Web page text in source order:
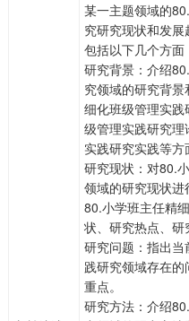
某一主题领域的
究研究现状和发
包括以下几个方面
研究背景：介绍
究领域的研究背
细化班级管理实
级管理实践研究
实践研究实践等方
研究现状：对80.
领域的研究现状
80.小学班主任精
状、研究热点、研
研究问题：指出
践研究领域存在
重点。
研究方法：介绍